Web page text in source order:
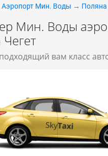
Аэропорт Мин. Воды → Поляна
Мин. Воды
вам класс